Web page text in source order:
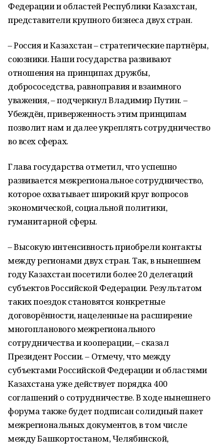
Федерации и областей Республики Казахстан,
представители крупного бизнеса двух стран.
– Россия и Казахстан – стратегические партнёры,
союзники. Наши государства развивают
отношения на принципах дружбы,
добрососедства, равноправия и взаимного
уважения, – подчеркнул Владимир Путин. –
Убеждён, приверженность этим принципам
позволит нам и далее укреплять сотрудничество
во всех сферах.
Глава государства отметил, что успешно
развивается межрегиональное сотрудничество,
которое охватывает широкий круг вопросов
экономической, социальной политики,
гуманитарной сферы.
– Высокую интенсивность приобрели контакты
между регионами двух стран. Так, в нынешнем
году Казахстан посетили более 20 делегаций
субъектов Российской Федерации. Результатом
таких поездок становятся конкретные
договорённости, нацеленные на расширение
многопланового межрегионального
сотрудничества и кооперации, – сказал
Президент России. – Отмечу, что между
субъектами Российской Федерации и областями
Казахстана уже действует порядка 400
соглашений о сотрудничестве. В ходе нынешнего
форума также будет подписан солидный пакет
межрегиональных документов, в том числе
между Башкортостаном, Челябинской,